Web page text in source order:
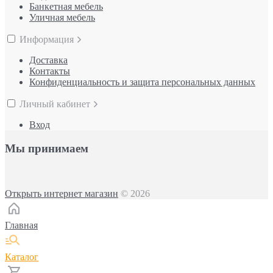
Банкетная мебель
Уличная мебель
Информация
Доставка
Контакты
Конфиденциальность и защита персональных данных
Личный кабинет
Вход
Мы принимаем
Открыть интернет магазин © 2026
Главная
Каталог